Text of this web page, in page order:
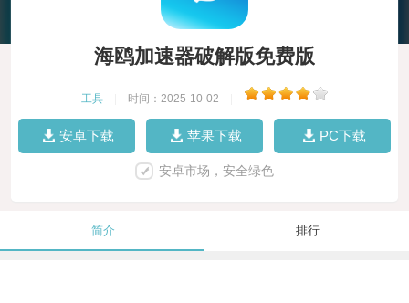
海鸥加速器破解版免费版
工具 时间：2025-10-02
安卓下载 苹果下载 PC下载
安卓市场，安全绿色
简介 排行